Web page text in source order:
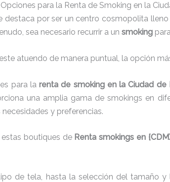
para la Renta de Smoking en la
destaca por ser un centro cosmopolita
sea necesario recurrir a un smoking
atuendo de manera puntual, la opción
para larenta de smoking en la Ciudad de
una amplia gama de smokings en
y preferencias.
boutiques de Renta smokings en
de tela, hasta la selección del tamaño